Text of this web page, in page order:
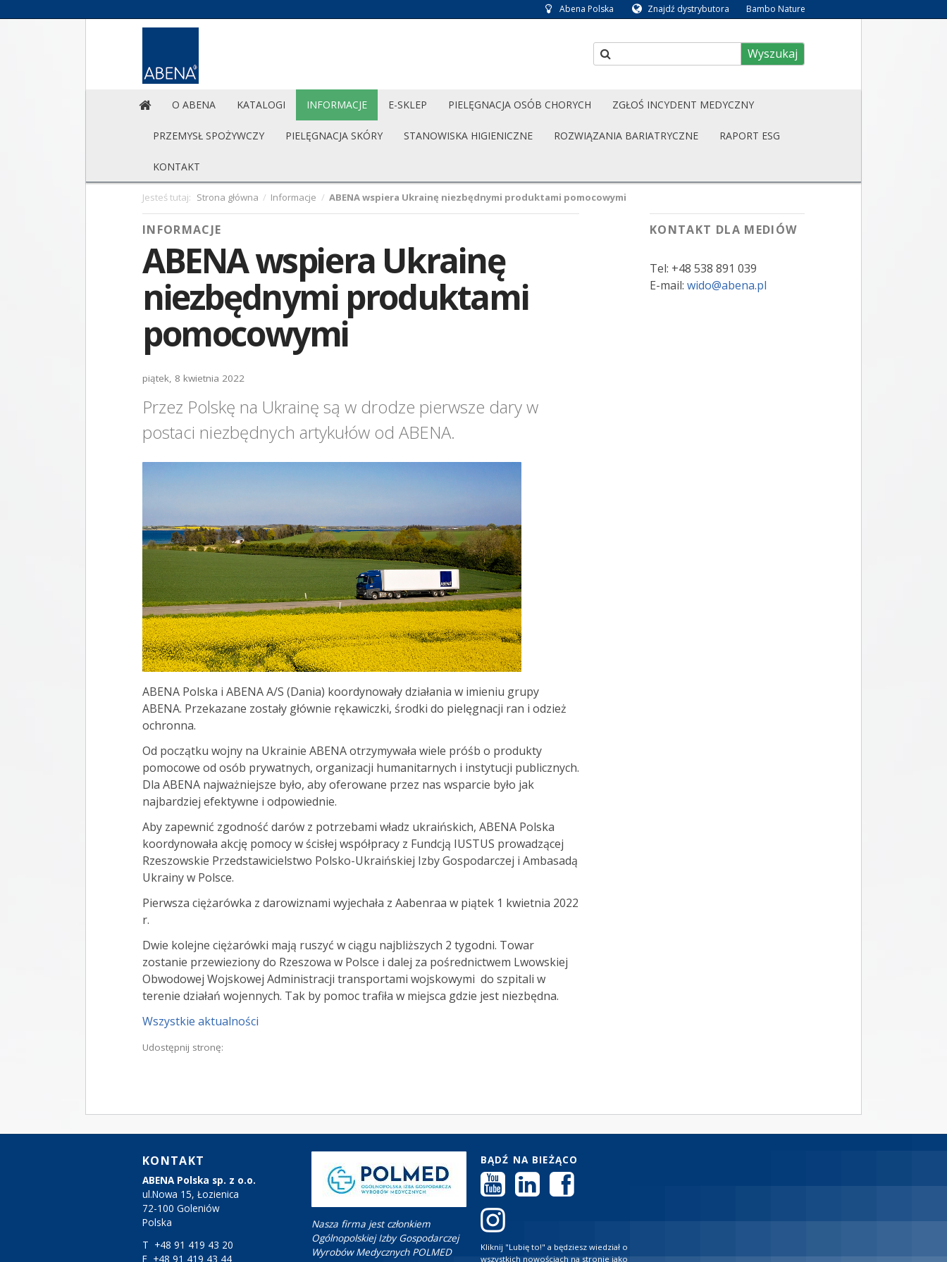
Abena Polska Znajdź dystrybutora Bambo Nature
Wyszukaj
O ABENA KATALOGI INFORMACJE E-SKLEP PIELĘGNACJA OSÓB CHORYCH ZGŁOŚ INCYDENT MEDYCZNY
PRZEMYSŁ SPOŻYWCZY PIELĘGNACJA SKÓRY STANOWISKA HIGIENICZNE ROZWIĄZANIA BARIATRYCZNE RAPORT ESG
KONTAKT
Jesteś tutaj: Strona główna / Informacje / ABENA wspiera Ukrainę niezbędnymi produktami pomocowymi
INFORMACJE
ABENA wspiera Ukrainę
niezbędnymi produktami
pomocowymi
piątek, 8 kwietnia 2022
Przez Polskę na Ukrainę są w drodze pierwsze dary w
postaci niezbędnych artykułów od ABENA.
ABENA Polska i ABENA A/S (Dania) koordynowały działania w imieniu grupy
ABENA. Przekazane zostały głównie rękawiczki, środki do pielęgnacji ran i odzież
ochronna.
Od początku wojny na Ukrainie ABENA otrzymywała wiele próśb o produkty
pomocowe od osób prywatnych, organizacji humanitarnych i instytucji publicznych.
Dla ABENA najważniejsze było, aby oferowane przez nas wsparcie było jak
najbardziej efektywne i odpowiednie.
Aby zapewnić zgodność darów z potrzebami władz ukraińskich, ABENA Polska
koordynowała akcję pomocy w ścisłej współpracy z Fundcją IUSTUS prowadzącej
Rzeszowskie Przedstawicielstwo Polsko-Ukraińskiej Izby Gospodarczej i Ambasadą
Ukrainy w Polsce.
Pierwsza ciężarówka z darowiznami wyjechała z Aabenraa w piątek 1 kwietnia 2022
r.
Dwie kolejne ciężarówki mają ruszyć w ciągu najbliższych 2 tygodni. Towar
zostanie przewieziony do Rzeszowa w Polsce i dalej za pośrednictwem Lwowskiej
Obwodowej Wojskowej Administracji transportami wojskowymi do szpitali w
terenie działań wojennych. Tak by pomoc trafiła w miejsca gdzie jest niezbędna.
Wszystkie aktualności
Udostępnij stronę:
KONTAKT DLA MEDIÓW
Tel: +48 538 891 039
E-mail: wido@abena.pl
KONTAKT
ABENA Polska sp. z o.o.
ul.Nowa 15, Łozienica
72-100 Goleniów
Polska
T +48 91 419 43 20
F +48 91 419 43 44
Nasza firma jest członkiem
Ogólnopolskiej Izby Gospodarczej
Wyrobów Medycznych POLMED
BĄDŹ NA BIEŻĄCO
Kliknij "Lubię to!" a będziesz wiedział o
wszystkich nowościach na stronie jako